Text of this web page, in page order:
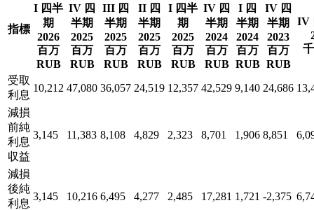
指標
I 四半
期
2026
百万
RUB
IV 四
半期
2025
百万
RUB
III 四
半期
2025
百万
RUB
II 四
半期
2025
百万
RUB
I 四半
期
2025
百万
RUB
IV 四
半期
2024
百万
RUB
I 四
半期
2024
百万
RUB
IV 四
半期
2023
百万
RUB
IV
受取
利息
10,212 47,080 36,057 24,519 12,357 42,529 9,140 24,686
減損
前純
利息
収益
3,145 11,383 8,108 4,829 2,323 8,701 1,906 8,851
減損
後純
利息
3,145 10,216 6,495 4,277 2,485 17,281 1,721 -2,375